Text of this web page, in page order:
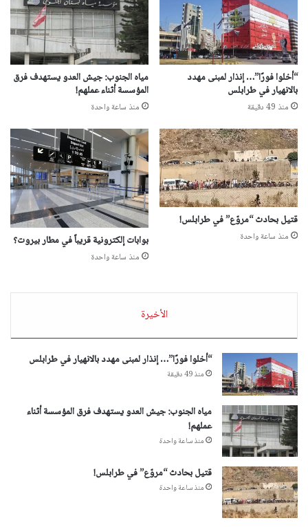
“أخلوا فورًا”… إنذار لمبنى مهدد
بالانهيار في طرابلس
منذ 49 دقيقة
مياه الجنوب: جيش العدو يستهدف فرق
المؤسسة أثناء عملهم!
منذ ساعة واحدة
قتيل بحادث “مروّع” في طرابلس!
منذ ساعة واحدة بوابات إلكترونية قريباً في مطار بيروت؟
منذ ساعة واحدة
الأخيرة
“أخلوا فورًا”… إنذار لمبنى مهدد بالانهيار في طرابلس
منذ 49 دقيقة
مياه الجنوب: جيش العدو يستهدف فرق المؤسسة أثناء
عملهم!
منذ ساعة واحدة
قتيل بحادث “مروّع” في طرابلس!
منذ ساعة واحدة